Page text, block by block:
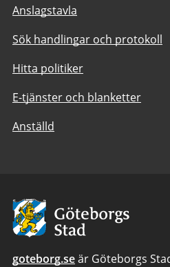
Anslagstavla
Sök handlingar och protokoll
Hitta politiker
E-tjänster och blanketter
Anställd
Avsändare:
Göteborgs
Stad
goteborg.seär Göteborgs